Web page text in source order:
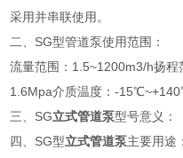
采用并串联使用。
二、SG型管道泵使用范围：
流量范围：1.5~1200m3/h扬程
1.6Mpa介质温度：-
三、SG立式管道泵型号意义：
四、SG型立式管道泵主要用途：